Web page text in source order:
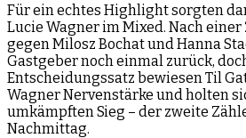
Für ein echtes Highlight sorgten
Lucie Wagner im Mixed. Nach einer
gegen Milosz Bochat und Hanna
Gastgeber noch einmal zurück,
Entscheidungssatz bewiesen Til
Wagner Nervenstärke und holten
umkämpften Sieg – der zweite
Nachmittag.